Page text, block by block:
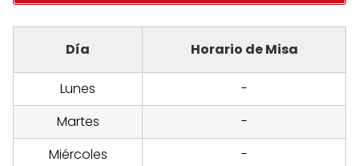
Día Horario de Misa
Lunes
-
Martes
-
Miércoles
-